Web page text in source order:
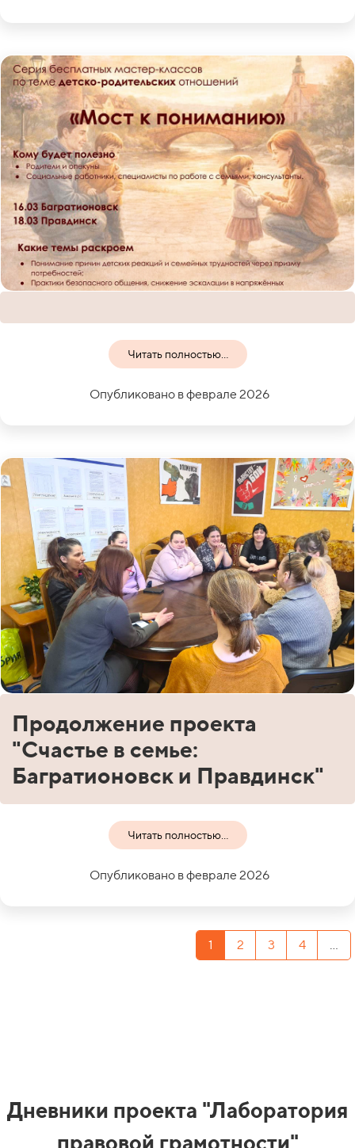
Читать полностью...
Опубликовано в феврале 2026
Продолжение проекта
"Счастье в семье:
Багратионовск и Правдинск"
Читать полностью...
Опубликовано в феврале 2026
1 2 3 4
Дневники проекта "Лаборатория
правовой грамотности"